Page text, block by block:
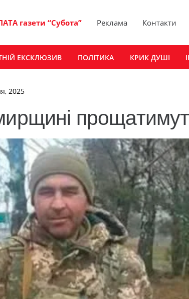
газети “Субота” Реклама Контакти
ЕКСКЛЮЗИВ ПОЛІТИКА КРИК ДУШІ
2025